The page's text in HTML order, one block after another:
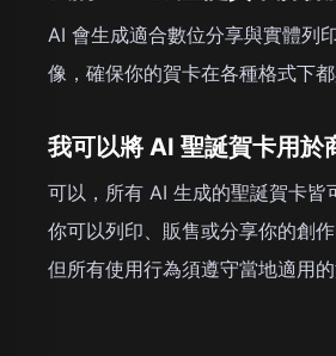
AI 會生成適合數位分享與實體列
像，確保你的賀卡在各種格式下都
我可以將 AI 聖誕賀卡用於
可以，所有 AI 生成的聖誕賀卡皆
你可以列印、販售或分享你的創
但所有使用行為須遵守當地適用的